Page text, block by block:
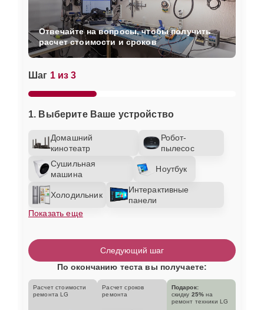
Шаг 1 из 3
1. Выберите Ваше устройство
Домашний
кинотеатр
Робот-
пылесос
Сушильная
машина
Ноутбук
Холодильник
Интерактивные
панели
Показать еще
Отвечайте на вопросы, чтобы получить
расчет стоимости и сроков
Следующий шаг
По окончанию теста вы получаете:
Расчет стоимости
ремонта LG
Расчет сроков
ремонта
Подарок:
скидку 25% на
ремонт техники LG